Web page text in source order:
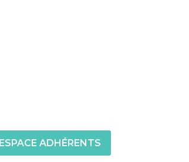
ESPACE ADHÉRENTS